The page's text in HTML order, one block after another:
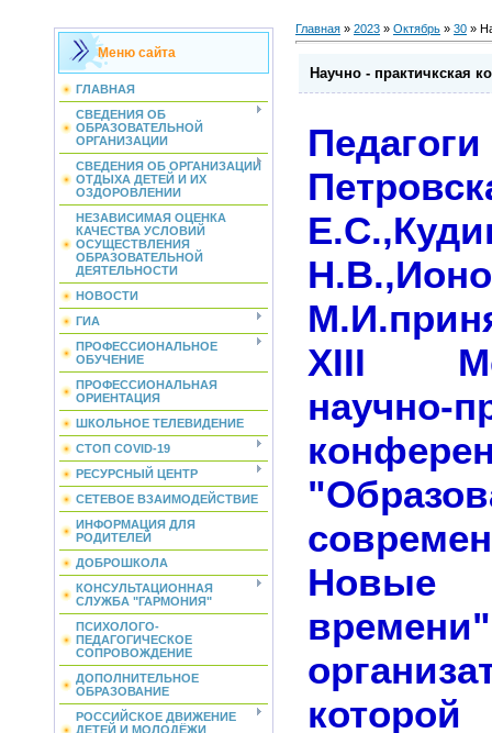
Меню сайта
ГЛАВНАЯ
СВЕДЕНИЯ ОБ
ОБРАЗОВАТЕЛЬНОЙ
ОРГАНИЗАЦИИ
СВЕДЕНИЯ ОБ ОРГАНИЗАЦИИ
ОТДЫХА ДЕТЕЙ И ИХ
ОЗДОРОВЛЕНИИ
НЕЗАВИСИМАЯ ОЦЕНКА
КАЧЕСТВА УСЛОВИЙ
ОСУЩЕСТВЛЕНИЯ
ОБРАЗОВАТЕЛЬНОЙ
ДЕЯТЕЛЬНОСТИ
НОВОСТИ
ГИА
ПРОФЕССИОНАЛЬНОЕ
ОБУЧЕНИЕ
ПРОФЕССИОНАЛЬНАЯ
ОРИЕНТАЦИЯ
ШКОЛЬНОЕ ТЕЛЕВИДЕНИЕ
СТОП COVID-19
РЕСУРСНЫЙ ЦЕНТР
СЕТЕВОЕ ВЗАИМОДЕЙСТВИЕ
ИНФОРМАЦИЯ ДЛЯ
РОДИТЕЛЕЙ
ДОБРОШКОЛА
КОНСУЛЬТАЦИОННАЯ
СЛУЖБА "ГАРМОНИЯ"
ПСИХОЛОГО-
ПЕДАГОГИЧЕСКОЕ
СОПРОВОЖДЕНИЕ
ДОПОЛНИТЕЛЬНОЕ
ОБРАЗОВАНИЕ
РОССИЙСКОЕ ДВИЖЕНИЕ
ДЕТЕЙ И МОЛОДЁЖИ
Главная » 2023 » Октябрь » 30 »
Научно - практичкская
XIII
научно-